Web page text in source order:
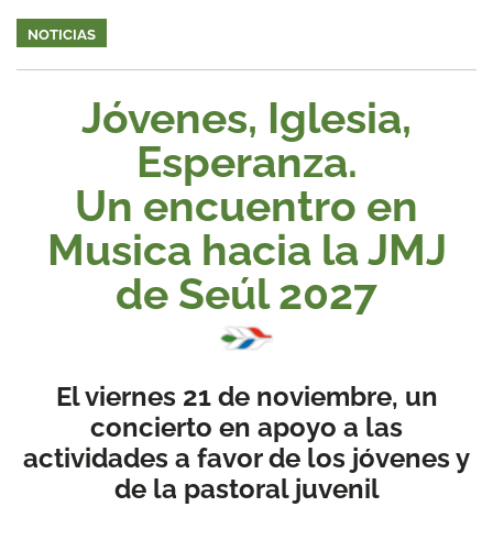
NOTICIAS
Jóvenes, Iglesia,
Esperanza.
Un encuentro en
Musica hacia la JMJ
de Seúl 2027
El viernes 21 de noviembre, un
concierto en apoyo a las
actividades a favor de los jóvenes y
de la pastoral juvenil